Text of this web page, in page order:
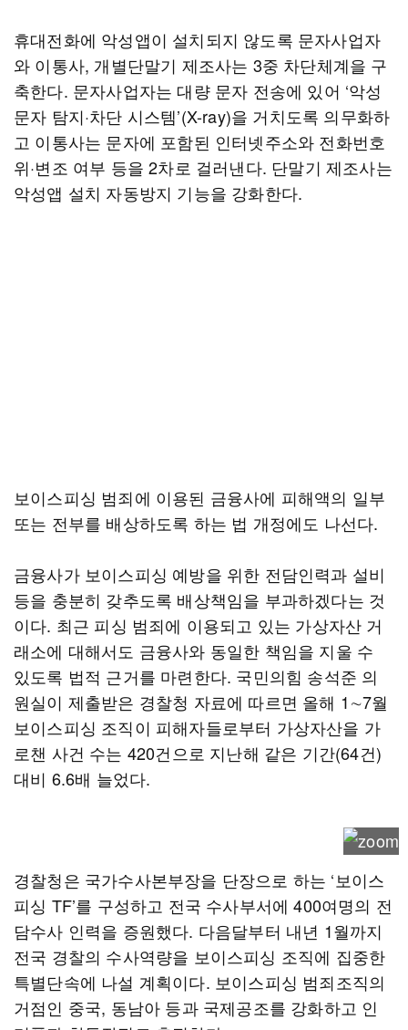
휴대전화에 악성앱이 설치되지 않도록 문자사업자
와 이통사, 개별단말기 제조사는 3중 차단체계을 구
축한다. 문자사업자는 대량 문자 전송에 있어 ‘악성
문자 탐지·차단 시스템’(X-ray)을 거치도록 의무화하
고 이통사는 문자에 포함된 인터넷주소와 전화번호
위·변조 여부 등을 2차로 걸러낸다. 단말기 제조사는
악성앱 설치 자동방지 기능을 강화한다.
보이스피싱 범죄에 이용된 금융사에 피해액의 일부
또는 전부를 배상하도록 하는 법 개정에도 나선다.
금융사가 보이스피싱 예방을 위한 전담인력과 설비
등을 충분히 갖추도록 배상책임을 부과하겠다는 것
이다. 최근 피싱 범죄에 이용되고 있는 가상자산 거
래소에 대해서도 금융사와 동일한 책임을 지울 수
있도록 법적 근거를 마련한다. 국민의힘 송석준 의
원실이 제출받은 경찰청 자료에 따르면 올해 1∼7월
보이스피싱 조직이 피해자들로부터 가상자산을 가
로챈 사건 수는 420건으로 지난해 같은 기간(64건)
대비 6.6배 늘었다.
경찰청은 국가수사본부장을 단장으로 하는 ‘보이스
피싱 TF’를 구성하고 전국 수사부서에 400여명의 전
담수사 인력을 증원했다. 다음달부터 내년 1월까지
전국 경찰의 수사역량을 보이스피싱 조직에 집중한
특별단속에 나설 계획이다. 보이스피싱 범죄조직의
거점인 중국, 동남아 등과 국제공조를 강화하고 인